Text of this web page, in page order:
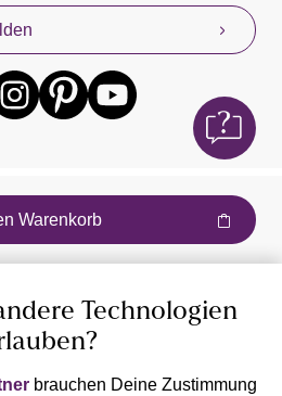
Warenkorb
Technologien
brauchen Deine Zustimmung